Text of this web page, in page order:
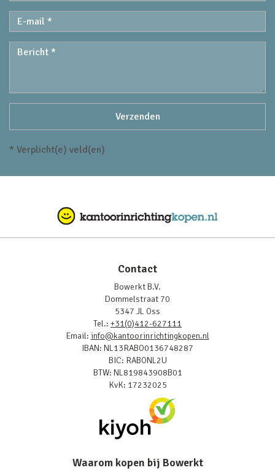
* Verplicht(e) veld(en)
Contact
Bowerkt B.V.
Dommelstraat 70
5347 JL Oss
Tel.: +31(0)412-627111
Email: info@kantoorinrichtingkopen.nl
IBAN: NL13RABO0136748287
BIC: RABONL2U
BTW: NL819843908B01
KvK: 17232025
Waarom kopen bij Bowerkt